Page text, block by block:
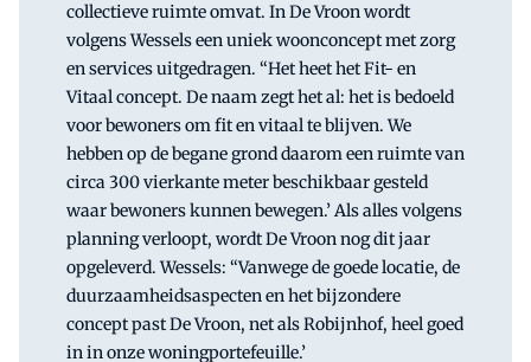
collectieve ruimte omvat. In De Vroon wordt
volgens Wessels een uniek woonconcept met zorg
en services uitgedragen. “Het heet het Fit- en
Vitaal concept. De naam zegt het al: het is bedoeld
voor bewoners om fit en vitaal te blijven. We
hebben op de begane grond daarom een ruimte van
circa 300 vierkante meter beschikbaar gesteld
waar bewoners kunnen bewegen.’ Als alles volgens
planning verloopt, wordt De Vroon nog dit jaar
opgeleverd. Wessels: “Vanwege de goede locatie, de
duurzaamheidsaspecten en het bijzondere
concept past De Vroon, net als Robijnhof, heel goed
in in onze woningportefeuille.’